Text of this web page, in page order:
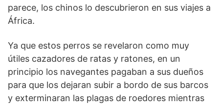
parece, los chinos lo descubrieron en sus viajes a
África.
Ya que estos perros se revelaron como muy
útiles cazadores de ratas y ratones, en un
principio los navegan­tes pagaban a sus dueños
para que los dejaran subir a bordo de sus barcos
y exterminaran las plagas de roedores mientras